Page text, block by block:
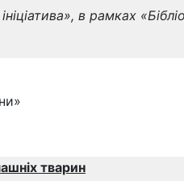
в рамках
тварин